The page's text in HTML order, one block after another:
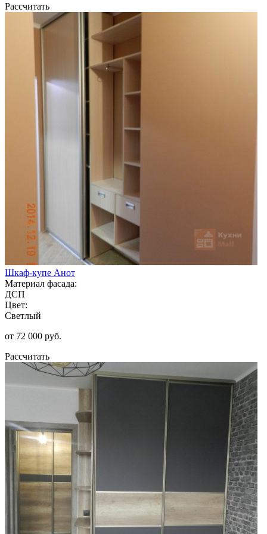
Рассчитать
Шкаф-купе Анот
Материал фасада:
ДСП
Цвет:
Светлый
от 72 000 руб.
Рассчитать